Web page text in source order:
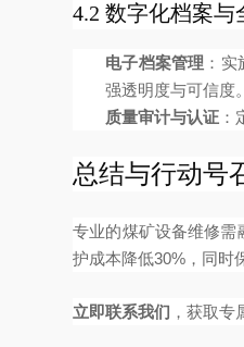
4.2 数字化档案与
电子档案管理 ：
强透明度与可信度。
质量审计与认证
总结与行动号
专业的煤矿设备维修需
护成本降低30%，同时
立即联系我们 ，获取